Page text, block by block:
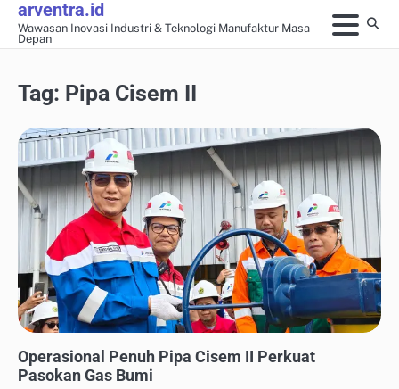
Skip
content
arventra.id
Wawasan Inovasi Industri & Teknologi Manufaktur Masa
Depan
Tag: Pipa Cisem II
Operasional Penuh Pipa Cisem II Perkuat
Pasokan Gas Bumi